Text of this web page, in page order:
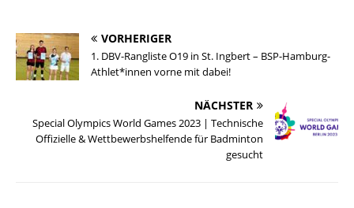
VORHERIGER
1. DBV-Rangliste O19 in St. Ingbert – BSP-Hamburg-
Athlet*innen vorne mit dabei!
NÄCHSTER
Special Olympics World Games 2023 | Technische
Offizielle & Wettbewerbshelfende für Badminton
gesucht